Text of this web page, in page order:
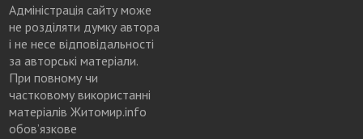
Адміністрація сайту може
не розділяти думку автора
і не несе відповідальності
за авторські матеріали.
При повному чи
частковому використанні
матеріалів Житомир.info
обов’язкове